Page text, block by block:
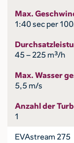
Max.
1:40 sec per
45 – 225 m³/h
Max. Wasser
5,5 m/s
Anzahl der
1
EVAstream 275